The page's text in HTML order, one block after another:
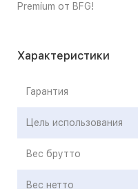
Premium от BFG!
Характеристики
Гарантия
Цель использования
Вес брутто
Вес нетто